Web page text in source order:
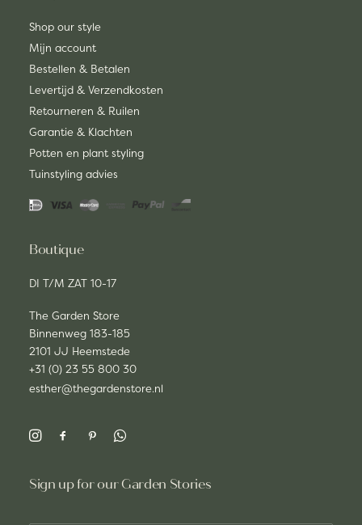
Shop our style
Mijn account
Bestellen & Betalen
Levertijd & Verzendkosten
Retourneren & Ruilen
Garantie & Klachten
Potten en plant styling
Tuinstyling advies
Boutique
DI T/M ZAT 10-17
The Garden Store
Binnenweg 183-185
2101 JJ Heemstede
+31 (0) 23 55 800 30
esther@thegardenstore.nl
Sign up for our Garden Stories